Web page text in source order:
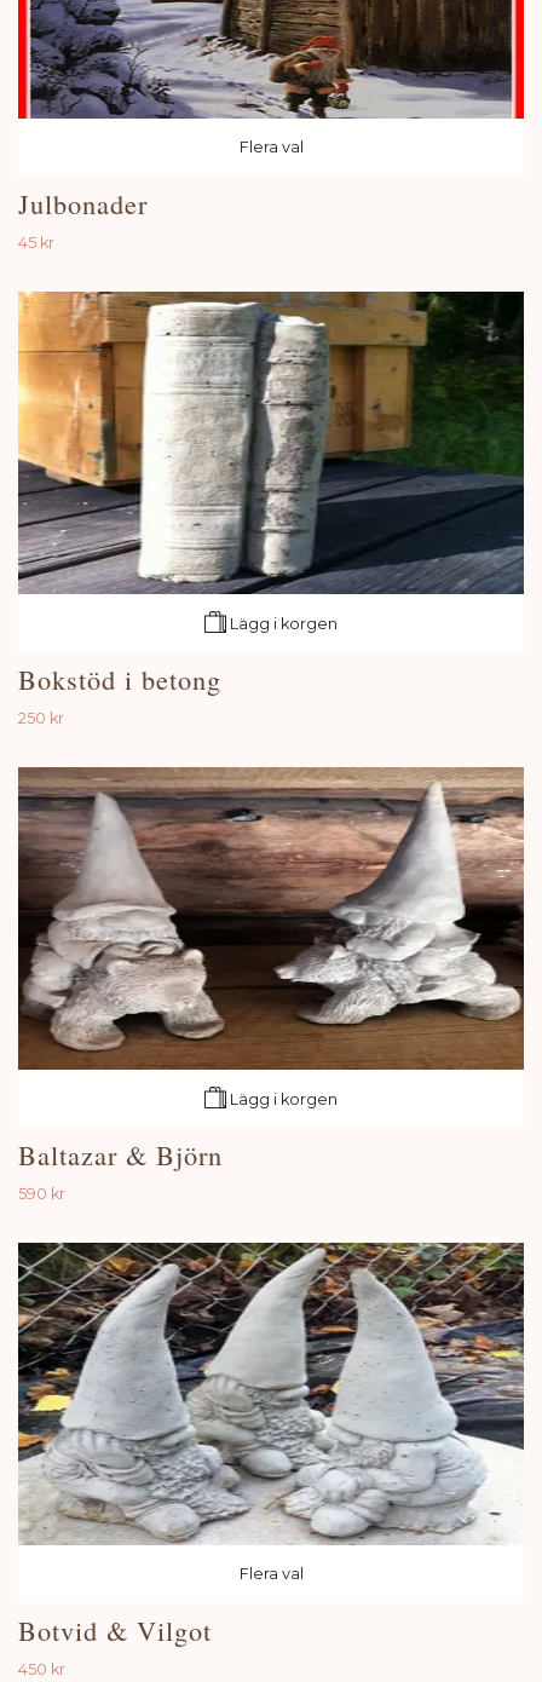
Flera val
Julbonader
45 kr
Lägg i korgen
Bokstöd i betong
250 kr
Lägg i korgen
Baltazar & Björn
590 kr
Flera val
Botvid & Vilgot
450 kr